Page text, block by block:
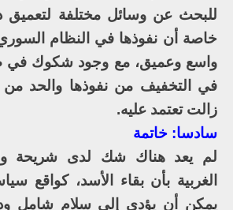
للبحث عن وسائل مختلفة لتعميق
خاصة أن نفوذها في النظام السوري
واسع وعميق، مع وجود شكوك في
في التخفيف من نفوذها والحد
زالت تعتمد عليه.
سادسا: خاتمة
لم يعد هناك شك لدى شريحة
الغربية بأن بقاء الأسد، كواقع
يمكن أن يؤدي إلى سلام شامل